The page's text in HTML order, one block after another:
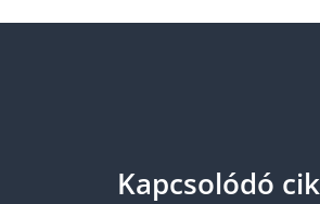
Kapcsolódó